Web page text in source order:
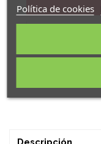
Descripción
Política de cookies